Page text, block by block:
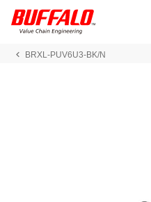
BRXL-PUV6U3-BK/N